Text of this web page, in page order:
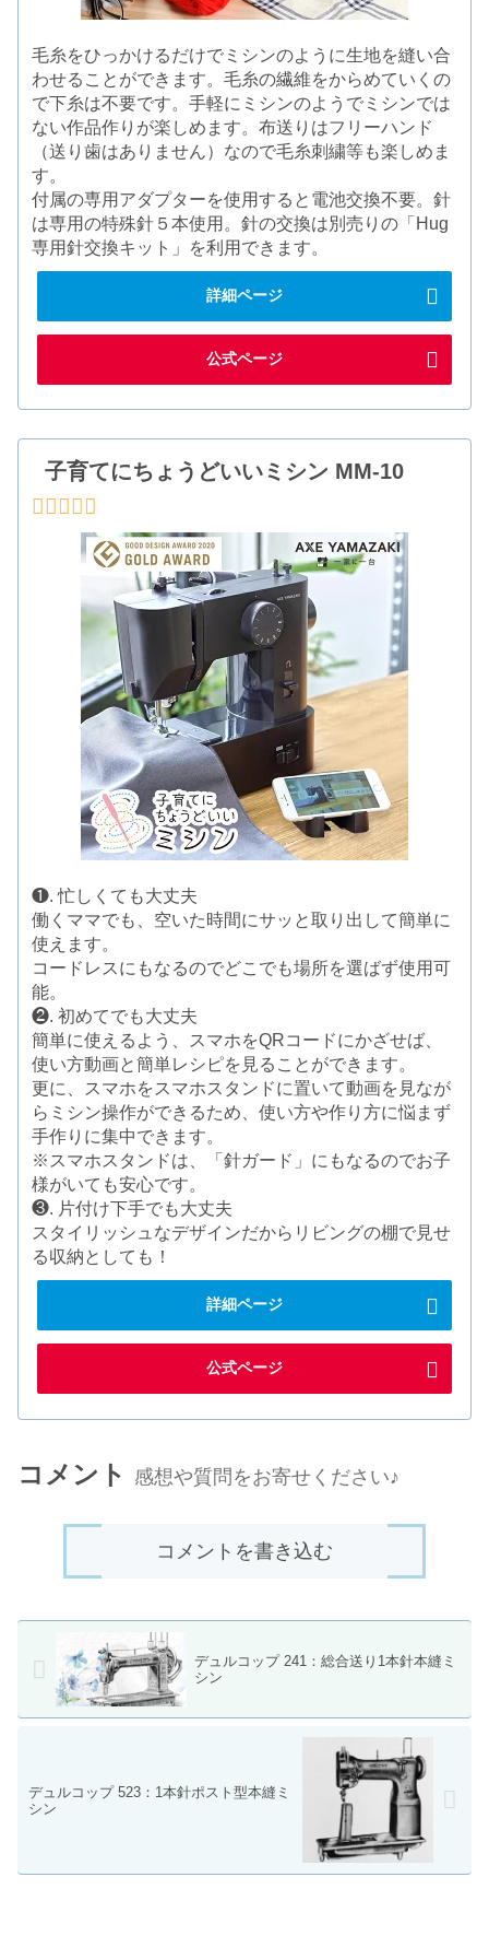
毛糸をひっかけるだけでミシンのように生地を縫い合
わせることができます。毛糸の繊維をからめていくの
で下糸は不要です。手軽にミシンのようでミシンでは
ない作品作りが楽しめます。布送りはフリーハンド
（送り歯はありません）なので毛糸刺繍等も楽しめま
す。
付属の専用アダプターを使用すると電池交換不要。針
は専用の特殊針５本使用。針の交換は別売りの「Hug
専用針交換キット」を利用できます。
詳細ページ
公式ページ
子育てにちょうどいいミシン MM-10
❶. 忙しくても大丈夫
働くママでも、空いた時間にサッと取り出して簡単に
使えます。
コードレスにもなるのでどこでも場所を選ばず使用可
能。
❷. 初めてでも大丈夫
簡単に使えるよう、スマホをQRコードにかざせば、
使い方動画と簡単レシピを見ることができます。
更に、スマホをスマホスタンドに置いて動画を見なが
らミシン操作ができるため、使い方や作り方に悩まず
手作りに集中できます。
※スマホスタンドは、「針ガード」にもなるのでお子
様がいても安心です。
❸. 片付け下手でも大丈夫
スタイリッシュなデザインだからリビングの棚で見せ
る収納としても！
詳細ページ
公式ページ
コメント 感想や質問をお寄せください♪
コメントを書き込む
デュルコップ 241：総合送り1本針本縫ミ
シン
デュルコップ 523：1本針ポスト型本縫ミ
シン